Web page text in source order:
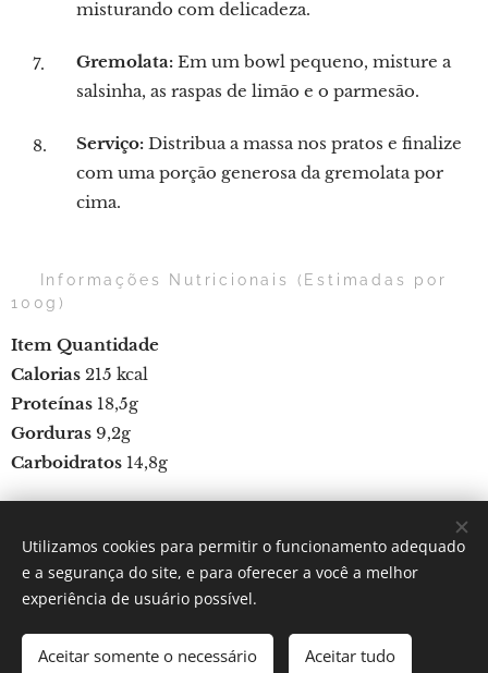
misturando com delicadeza.
Gremolata: Em um bowl pequeno, misture a
salsinha, as raspas de limão e o parmesão.
Serviço: Distribua a massa nos pratos e finalize
com uma porção generosa da gremolata por
cima.
📊 Informações Nutricionais (Estimadas por
100g)
Item Quantidade
Calorias 215 kcal
Proteínas 18,5g
Gorduras 9,2g
Carboidratos 14,8g
Por: Verônica Silveira Nicoletti
Instagram: Gastronomundo.receitas
Idiomas
Utilizamos cookies para permitir o funcionamento adequado
e a segurança do site, e para oferecer a você a melhor
experiência de usuário possível.
Aceitar somente o necessário Aceitar tudo